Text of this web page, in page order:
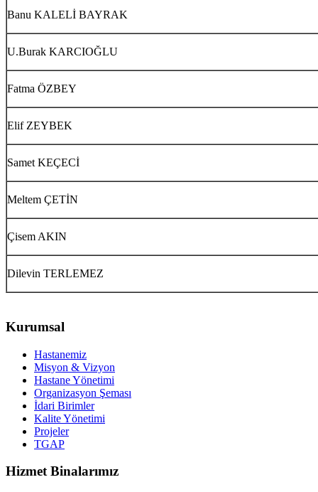
Banu KALELİ BAYRAK
U.Burak KARCIOĞLU
Fatma ÖZBEY
Elif ZEYBEK
Samet KEÇECİ
Meltem ÇETİN
Çisem AKIN
Dilevin TERLEMEZ
Kurumsal
Hastanemiz
Misyon & Vizyon
Hastane Yönetimi
Organizasyon Şeması
İdari Birimler
Kalite Yönetimi
Projeler
TGAP
Hizmet Binalarımız